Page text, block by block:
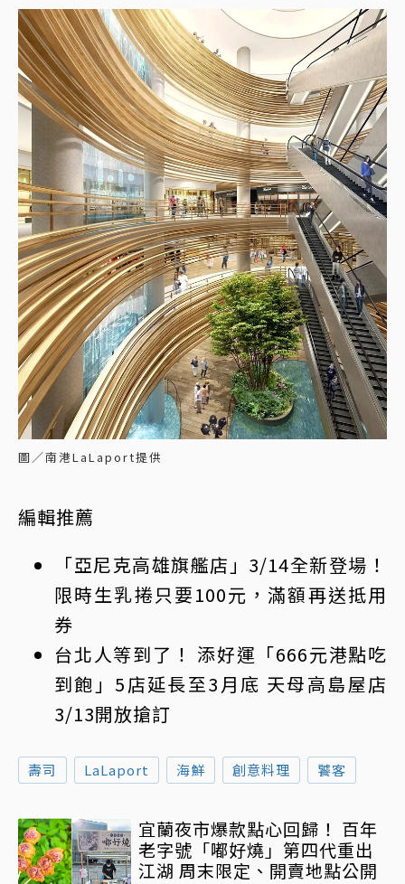
圖／南港LaLaport提供
編輯推薦
「亞尼克高雄旗艦店」3/14全新登場！
限時生乳捲只要100元，滿額再送抵用
券
台北人等到了！ 添好運「666元港點吃
到飽」5店延長至3月底 天母高島屋店
3/13開放搶訂
壽司 LaLaport 海鮮 創意料理 饕客
宜蘭夜市爆款點心回歸！ 百年
老字號「嘟好燒」第四代重出
江湖 周末限定、開賣地點公開